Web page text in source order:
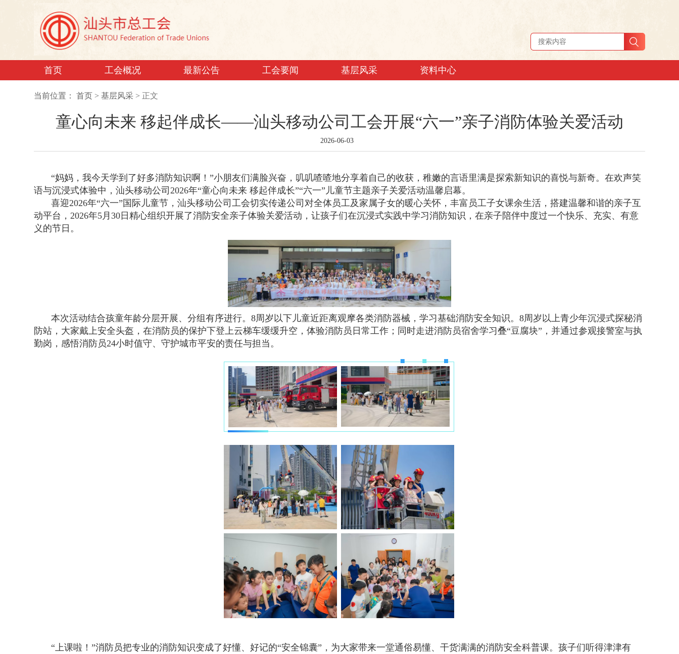
首页 工会概况 最新公告 工会要闻 基层风采 资料中心
当前位置： 首页 > 基层风采 > 正文
童心向未来 移起伴成长——汕头移动公司工会开展“六一”亲子消防体验关爱活动
2026-06-03
“妈妈，我今天学到了好多消防知识啊！”小朋友们满脸兴奋，叽叽喳喳地分享着自己的收获，稚嫩的言语里满是探索新知识的喜悦与新奇。在欢声笑
语与沉浸式体验中，汕头移动公司2026年“童心向未来 移起伴成长”“六一”儿童节主题亲子关爱活动温馨启幕。
喜迎2026年“六一”国际儿童节，汕头移动公司工会切实传递公司对全体员工及家属子女的暖心关怀，丰富员工子女课余生活，搭建温馨和谐的亲子互
动平台，2026年5月30日精心组织开展了消防安全亲子体验关爱活动，让孩子们在沉浸式实践中学习消防知识，在亲子陪伴中度过一个快乐、充实、有意
义的节日。
本次活动结合孩童年龄分层开展、分组有序进行。8周岁以下儿童近距离观摩各类消防器械，学习基础消防安全知识。8周岁以上青少年沉浸式探秘消
防站，大家戴上安全头盔，在消防员的保护下登上云梯车缓缓升空，体验消防员日常工作；同时走进消防员宿舍学习叠“豆腐块”，并通过参观接警室与执
勤岗，感悟消防员24小时值守、守护城市平安的责任与担当。
“上课啦！”消防员把专业的消防知识变成了好懂、好记的“安全锦囊”，为大家带来一堂通俗易懂、干货满满的消防安全科普课。孩子们听得津津有